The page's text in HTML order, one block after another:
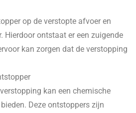
op de verstopte afvoer en
Hierdoor ontstaat er een zuigende
kan zorgen dat de verstopping
kan een chemische
Deze ontstoppers zijn